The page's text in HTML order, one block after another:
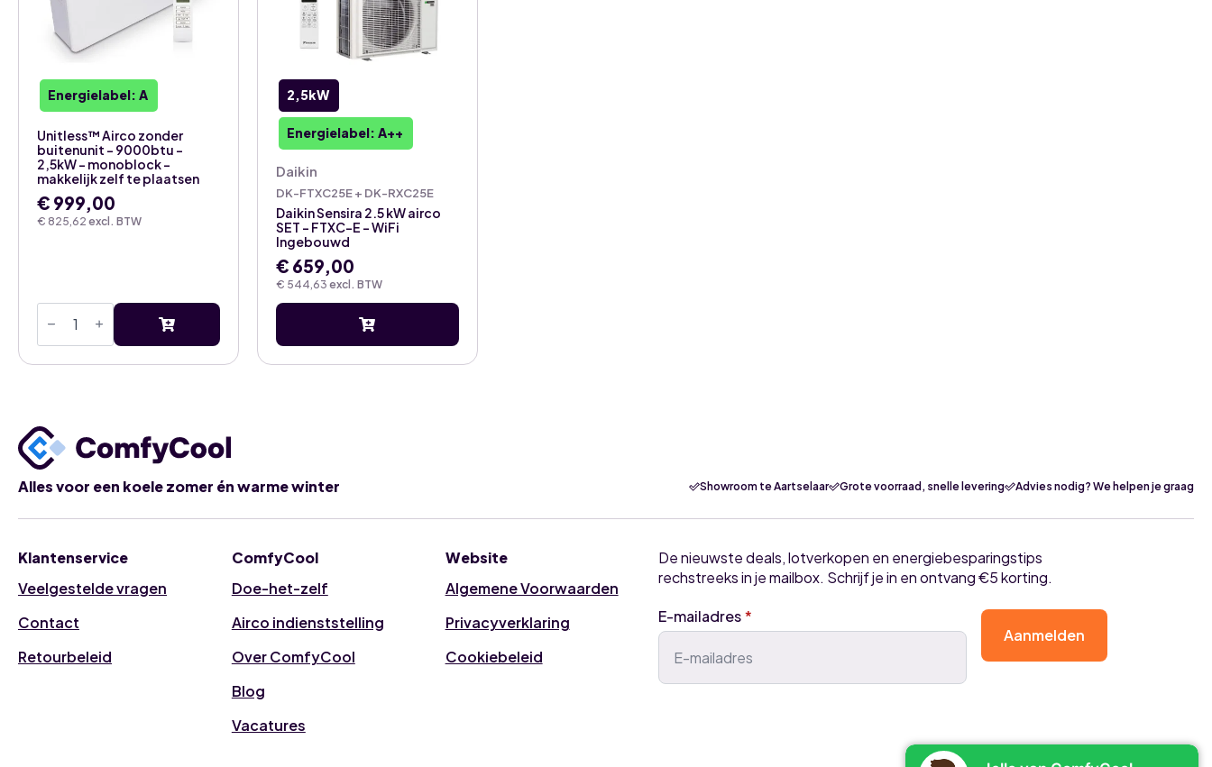
Energielabel: A
€ 825,62 excl. BTW
Unitless™ Airco zonder
buitenunit – 9000btu –
2,5kW – monoblock –
makkelijk zelf te plaatsen
€ 999,00
Unitless™
Airco
buitenunit
-
-
monoblock
-
makkelijk
zelf
te
aantal
2,5kW
Energielabel: A++
Daikin
DK-FTXC25E + DK-RXC25E
€ 544,63 excl. BTW
Daikin Sensira 2.5 kW airco
SET – FTXC-E – WiFi
Ingebouwd
€ 659,00
Alles voor een koele zomer én warme winter Showroom te Aartselaar Grote voorraad, snelle levering Advies nodig? We helpen je graag
Klantenservice
Veelgestelde vragen
Contact
Retourbeleid
ComfyCool
Doe-het-zelf
Airco indienststelling
Over ComfyCool
Blog
Vacatures
Website
Algemene Voorwaarden
Privacyverklaring
Cookiebeleid
De nieuwste deals, lotverkopen en energiebesparingstips
rechstreeks in je mailbox. Schrijf je in en ontvang €5 korting.
E-mailadres *
Aanmelden